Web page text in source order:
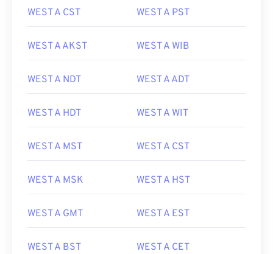
WEST A CST WEST A PST
WEST A AKST WEST A WIB
WEST A NDT WEST A ADT
WEST A HDT WEST A WIT
WEST A MST WEST A CST
WEST A MSK WEST A HST
WEST A GMT WEST A EST
WEST A BST WEST A CET